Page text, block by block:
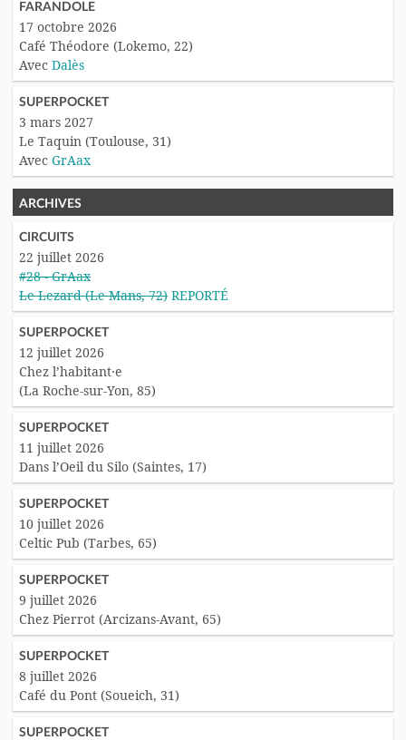
FARANDOLE
17 octobre 2026
Café Théodore (Lokemo, 22)
Avec Dalès
SUPERPOCKET
3 mars 2027
Le Taquin (Toulouse, 31)
Avec GrAax
ARCHIVES
CIRCUITS
22 juillet 2026
#28 - GrAax
Le Lezard (Le Mans, 72) REPORTÉ
SUPERPOCKET
12 juillet 2026
Chez l’habitant·e
(La Roche-sur-Yon, 85)
SUPERPOCKET
11 juillet 2026
Dans l’Oeil du Silo (Saintes, 17)
SUPERPOCKET
10 juillet 2026
Celtic Pub (Tarbes, 65)
SUPERPOCKET
9 juillet 2026
Chez Pierrot (Arcizans-Avant, 65)
SUPERPOCKET
8 juillet 2026
Café du Pont (Soueich, 31)
SUPERPOCKET